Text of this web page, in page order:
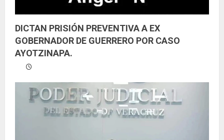
DICTAN PRISIÓN PREVENTIVA A EX
GOBERNADOR DE GUERRERO POR CASO
AYOTZINAPA.